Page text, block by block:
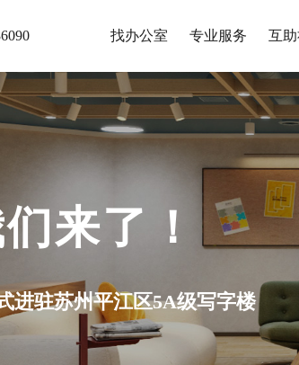
找办公室 专业服务 互
人 全国
享5.5折！